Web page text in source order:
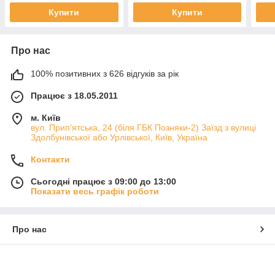
Купити Купити
Про нас
100% позитивних з 626 відгуків за рік
Працює з 18.05.2011
м. Київ
вул. Прип'ятська, 24 (біля ГБК Позняки-2) Заїзд з вулиці
Здолбунівської або Урлівської, Київ, Україна
Контакти
Сьогодні працює з 09:00 до 13:00
Показати весь графік роботи
Про нас